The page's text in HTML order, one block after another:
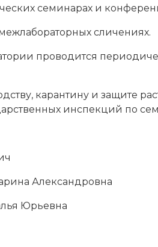
семинарах и
сличениях.
проводится
карантину и защите
инспекций по
Александровна
Юрьевна